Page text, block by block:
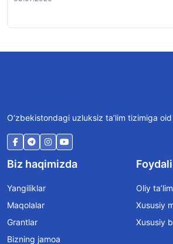
O‘zbekistondagi uzluksiz ta’lim tizimiga
Biz haqimizda
Yangiliklar
Maqolalar
Grantlar
Bizning jamoa
Oliy
Xususiy
Xususiy